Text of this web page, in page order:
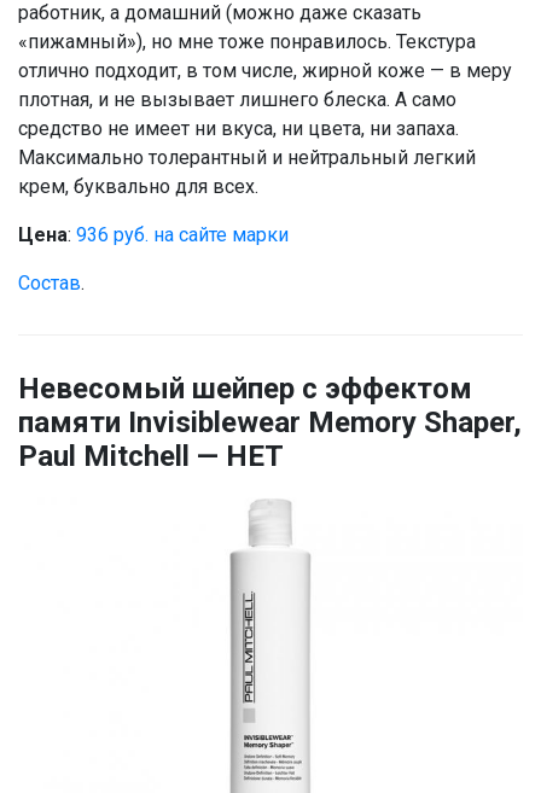
работник, а домашний (можно даже сказать
«пижамный»), но мне тоже понравилось. Текстура
отлично подходит, в том числе, жирной коже — в меру
плотная, и не вызывает лишнего блеска. А само
средство не имеет ни вкуса, ни цвета, ни запаха.
Максимально толерантный и нейтральный легкий
крем, буквально для всех.
Цена: 936 руб. на сайте марки
Состав.
Невесомый шейпер с эффектом
памяти Invisiblewear Memory Shaper,
Paul Mitchell — НЕТ